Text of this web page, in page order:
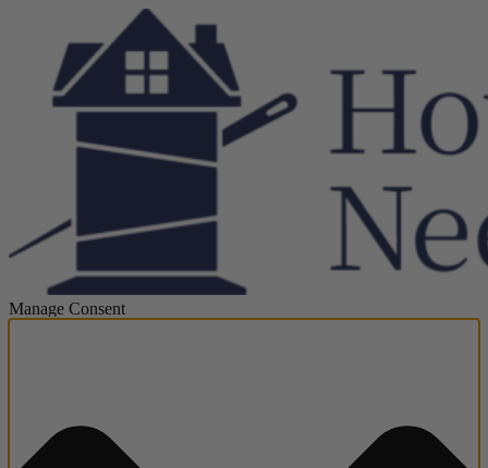
Manage Consent